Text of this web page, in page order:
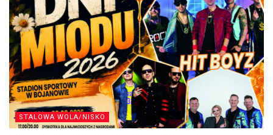
STALOWA WOLA/NISKO